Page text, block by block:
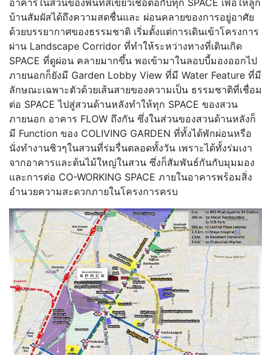
อาคารในส่วนของพื้นที่สีเขียวเชื่อต่อกับทุก SPACE เพื่อให้ลูก
บ้านสัมผัสได้ถึงความสดชื่นและ ผ่อนคลายของการอยู่อาศัย
ด้วยบรรยากาศของธรรมชาติ เริ่มตั้งแต่การเดินเข้าโครงการ
ผ่าน Landscape Corridor ที่ทําให้ระหว่างทางที่เดินเกิด
SPACE ที่ดูผ่อน คลายมากขึ้น พอเข้ามาในลอบบี้มองออกไป
ภายนอกก็ยังมี Garden Lobby View ที่มี Water Feature ที่มี
ลักษณะเฉพาะตัวด้วยเส้นสายของความเป็น ธรรมชาติที่เชื่อม
ต่อ SPACE ไปสู่สวนด้านหลังทําให้ทุก SPACE ของสวน
ภายนอก อาคาร FLOW ถึงกัน ซึ่งในส่วนของสวนด้านหลังก็
มี Function ของ COLIVING GARDEN ที่ทั้งได้พักผ่อนหรือ
นั่งทํางานชิวๆในสวนที่ร่มรื่นตลอดทั้งวัน เพราะได้ทั้งร่มเงา
จากอาคารและต้นไม้ใหญ่ในสวน ซึ่งก็สัมพันธ์กันกับมุมมอง
และการต่อ CO-WORKING SPACE ภายในอาคารพร้อมสิ่ง
อำนวยความสะดวกภายในโครงการครบ